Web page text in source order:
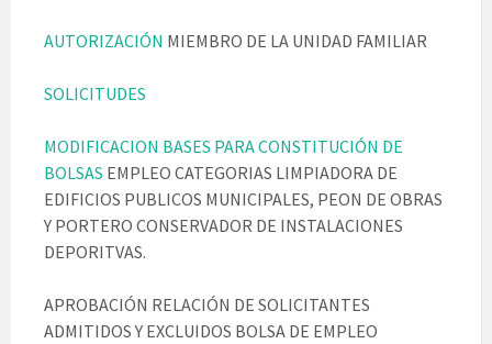
AUTORIZACIÓN MIEMBRO DE LA UNIDAD FAMILIAR
SOLICITUDES
MODIFICACION BASES PARA CONSTITUCIÓN DE
BOLSAS EMPLEO CATEGORIAS LIMPIADORA DE
EDIFICIOS PUBLICOS MUNICIPALES, PEON DE OBRAS
Y PORTERO CONSERVADOR DE INSTALACIONES
DEPORITVAS.
APROBACIÓN RELACIÓN DE SOLICITANTES
ADMITIDOS Y EXCLUIDOS BOLSA DE EMPLEO